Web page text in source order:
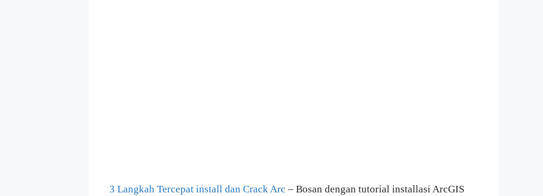
3 Langkah Tercepat install dan Crack Arc – Bosan dengan tutorial installasi ArcGIS